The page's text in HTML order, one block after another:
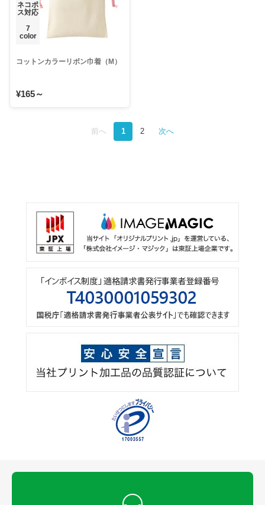
ネコポ
ス対応
7
color
コットンカラーリボン巾着（M）
¥165～
前へ 1 2 次へ